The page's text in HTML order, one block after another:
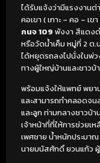
ได้รับแจ้งว่ามีแรงงานต่
คอเขา ( เกาะ – คอ – เ
กนจ 109 พังงา สีแดง
หรือวัดน้ำเค็ม หมู่ที่ 2 ต
ได้หยุดรถลงไปนั่งในพ่ว
ทางผู้ใหญ่บ้านและชาว
พร้อมแจ้งให้แพทย์ พยา
และสามารถทำคลอดจน
และลูก ท่ามกลางชาวบ้
เจ้าหน้าที่ที่ให้การช่วยเห
เพศชาย น้ำหนักประมา
นายมนัสศักดิ์ ยวนแก้ว